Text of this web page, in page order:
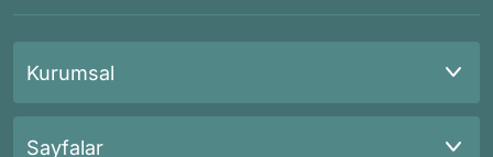
Kurumsal
Sayfalar